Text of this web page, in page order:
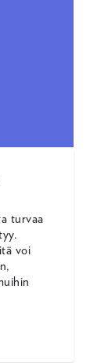
turvaa
voi